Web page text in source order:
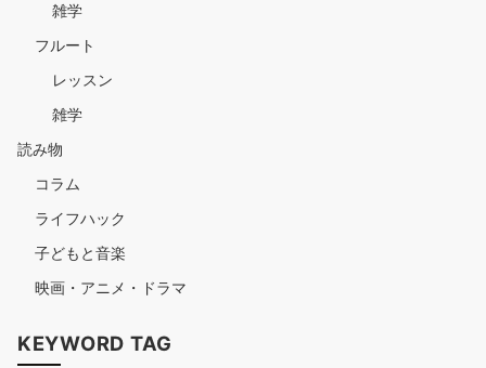
雑学
フルート
レッスン
雑学
読み物
コラム
ライフハック
子どもと音楽
映画・アニメ・ドラマ
KEYWORD TAG